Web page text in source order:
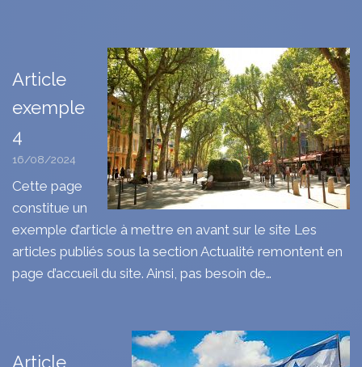
Article
exemple
4
16/08/2024
Cette page
constitue un
exemple d’article à mettre en avant sur le site Les
articles publiés sous la section Actualité remontent en
page d’accueil du site. Ainsi, pas besoin de…
Article